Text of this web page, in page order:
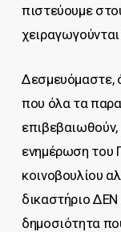
πιστεύουμε
Δεσμευόμαστε,
που όλα τα
ενημέρωση του
κοινοβουλίου
δικαστήριο
δημοσιότητα